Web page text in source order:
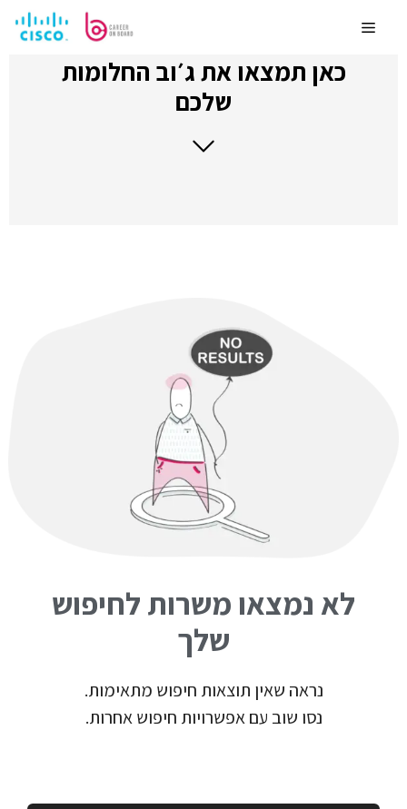
לתוכןMenu
כאן תמצאו את ג׳וב החלומות
שלכם
לא נמצאו משרות לחיפוש
שלך
נראה שאין תוצאות חיפוש מתאימות.
נסו שוב עם אפשרויות חיפוש אחרות.